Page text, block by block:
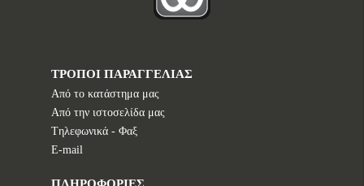
ΤΡΟΠΟΙ ΠΑΡΑΓΓΕΛΙΑΣ
Από το κατάστημα μας
Από την ιστοσελίδα μας
Tηλεφωνικά - Φαξ
E-mail